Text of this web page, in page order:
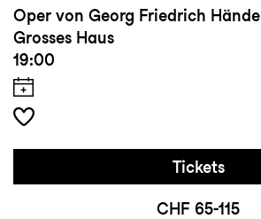
Oper von Georg Friedrich Händel
Grosses Haus
19:00
Tickets
CHF 65-115